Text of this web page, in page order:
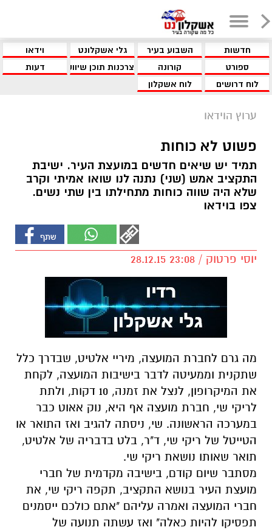
חדשות השבוע בעיר גלי אשקלונט
וידאו
ספורט
קורונה צרכנות תוכן שיווקי
דעות
לוח דרושים
לוח אשקלון
ערוץ הוידאו
פשוט לא כוחות
תמיד יש שיאים חדשים במועצת העיר. ישיבת
התקציב אמש (שני) נתנה לנו שואו אמיתי וקרב
שלא היה שווה כוחות מתחילתו בין שתי נשים.
צפו בוידאו
יוסי פרטוק / 23:08 28.12.15
מה גרם לחברת המועצה, מיריי אלטיט, שבדרך כלל
שתקנית וממעיטה לדבר בישיבות המועצה, לקחת
את המיקרופון, לנצל את זמנה, 10 דקות, ולתת
לריקי שי, חברת מועצה אף היא, נוק אאוט כבר
במערכה הראשונה. שי, ניסתה להגיב ואז התואר או
הטייטל של ריקי שי, ד"ר, בלט בדבריה של אלטיט,
תואר שאותו נושאת ריקי שי.
מסתבר שיום קודם, בישיבה מקדמית של חברי
מועצת העיר בנושא התקציב, תקפה ריקי שי, את
חברי המועצה ואמרה עליהם "אתם כולכם ייסמנים
תפסיקו להיות כאלה" ואז עשתה תנועה של